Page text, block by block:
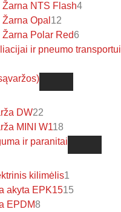
Žarna NTS Flash4
Žarna Opal 12
Žarna Polar Red6
ir pneumo transportui
DW22
MINI W118
ir paranitai
kilimėlis1
akyta EPK1515
EPDM8